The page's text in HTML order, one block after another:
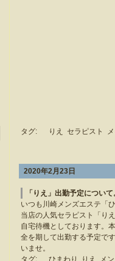
タグ: りえ セラピスト
2020年2月23日
「りえ」出勤予定について
いつも川崎メンズエステ「
当店の人気セラピスト「り
自宅待機としております。
全を期して出勤する予定で
いませ。
タグ:
ひまわり りえ メ